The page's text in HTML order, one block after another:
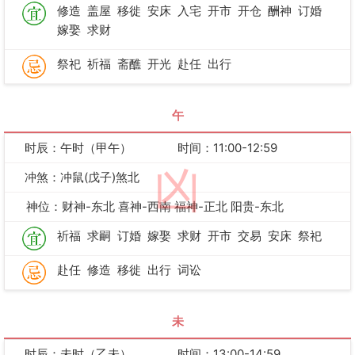
修造 盖屋 移徙 安床 入宅 开市 开仓 酬神 订婚
嫁娶 求财
祭祀 祈福 斋醮 开光 赴任 出行
午
凶
时辰：午时（甲午）
时间：11:00-12:59
冲煞：冲鼠(戊子)煞北
神位：财神-东北 喜神-西南 福神-正北 阳贵-东北
祈福 求嗣 订婚 嫁娶 求财 开市 交易 安床 祭祀
赴任 修造 移徙 出行 词讼
未